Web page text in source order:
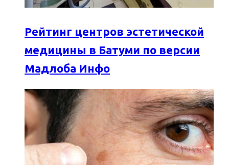
Рейтинг центров эстетической
медицины в Батуми по версии
Мадлоба Инфо